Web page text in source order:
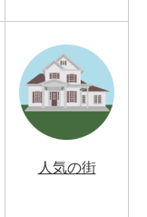
人気の街